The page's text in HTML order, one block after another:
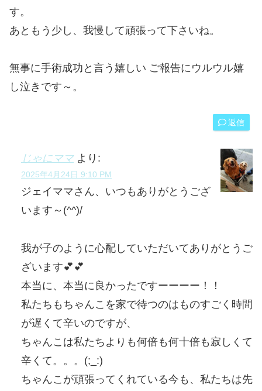
す。
あともう少し、我慢して頑張って下さいね。
無事に手術成功と言う嬉しい ご報告にウルウル嬉
し泣きです～。
返信
じゃにママ より:
2025年4月24日 9:10 PM
ジェイママさん、いつもありがとうござ
います～(^^)/
我が子のように心配していただいてありがとうご
ざいます💕💕
本当に、本当に良かったですーーーー！！
私たちもちゃんこを家で待つのはものすごく時間
が遅くて辛いのですが、
ちゃんこは私たちよりも何倍も何十倍も寂しくて
辛くて。。。(;_:)
ちゃんこが頑張ってくれている今も、私たちは先